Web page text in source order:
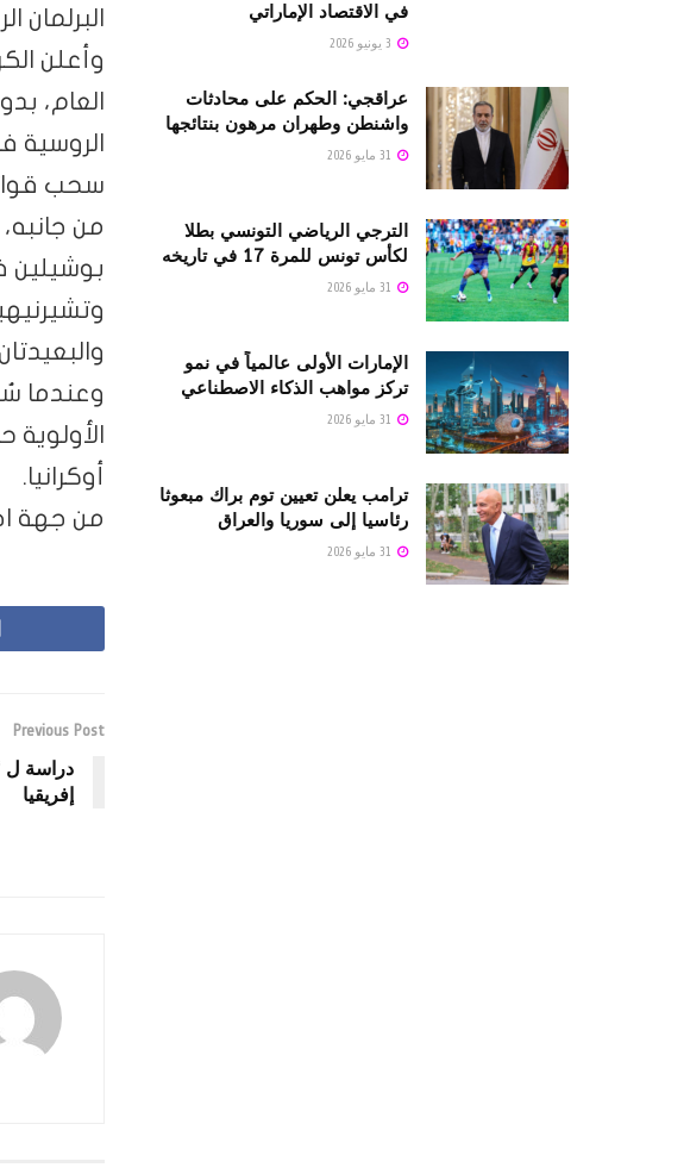
وأعلن
العام،
الروسية
سحب
من
بوشيلين
وعندما
أوكرانيا.
من جهة اخرى، جرى تحرير 64
Previous Post
دراسة ل
إفريقيا
في الاقتصاد الإماراتي
عراقجي: الحكم على محادثات
واشنطن وطهران مرهون بنتائجها
الترجي الرياضي التونسي بطلا
لكأس تونس للمرة 17 في تاريخه
الإمارات الأولى عالمياً في نمو
تركز مواهب الذكاء الاصطناعي
ترامب يعلن تعيين توم براك مبعوثا
رئاسيا إلى سوريا والعراق